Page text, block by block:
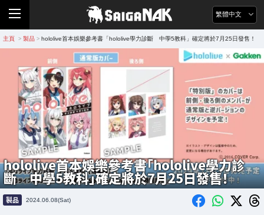
繁體中文
主頁 > 製品 > hololive首本娛樂參考書「hololive學力診斷 中學5教科」確定將於7月25日發售！
hololive首本娛樂參考書「hololive學力診
斷 中學5教科」確定將於7月25日發售！
製品 2024.06.08(Sat)